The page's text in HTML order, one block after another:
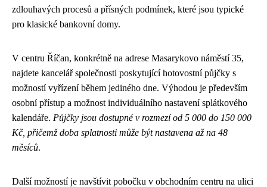
zdlouhavých procesů a přísných podmínek, které jsou typické
pro klasické bankovní domy.
V centru Říčan, konkrétně na adrese Masarykovo náměstí 35,
najdete kancelář společnosti poskytující hotovostní půjčky s
možností vyřízení během jediného dne. Výhodou je především
osobní přístup a možnost individuálního nastavení splátkového
kalendáře. Půjčky jsou dostupné v rozmezí od 5 000 do 150 000
Kč, přičemž doba splatnosti může být nastavena až na 48
měsíců.
Další možností je navštívit pobočku v obchodním centru na ulici